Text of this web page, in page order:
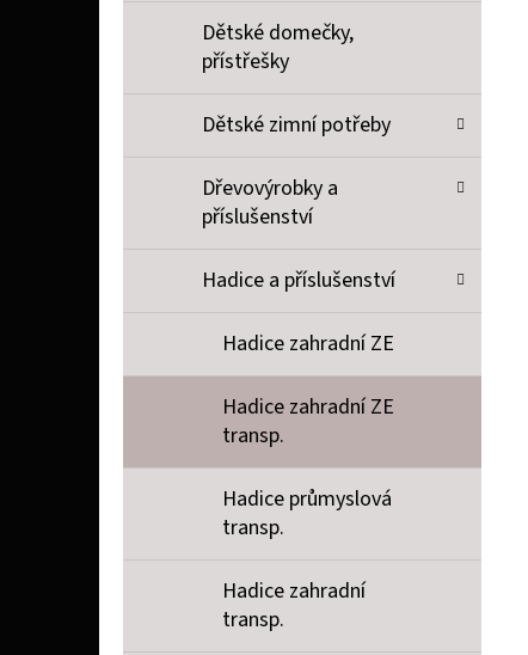
Dětské domečky,
přístřešky
Dětské zimní potřeby
Dřevovýrobky a
příslušenství
Hadice a příslušenství
Hadice zahradní ZE
Hadice zahradní ZE
transp.
Hadice průmyslová
transp.
Hadice zahradní
transp.